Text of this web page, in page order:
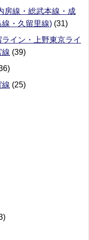
房線・総武本線・成
・久留里線) (31)
イン・上野東京ライ
線 (39)
線 (25)